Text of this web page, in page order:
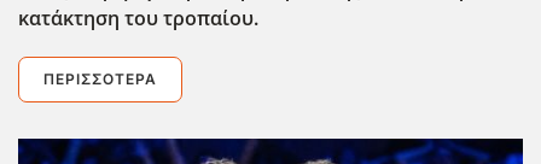
κατάκτηση του τροπαίου.
ΠΕΡΙΣΣΌΤΕΡΑ